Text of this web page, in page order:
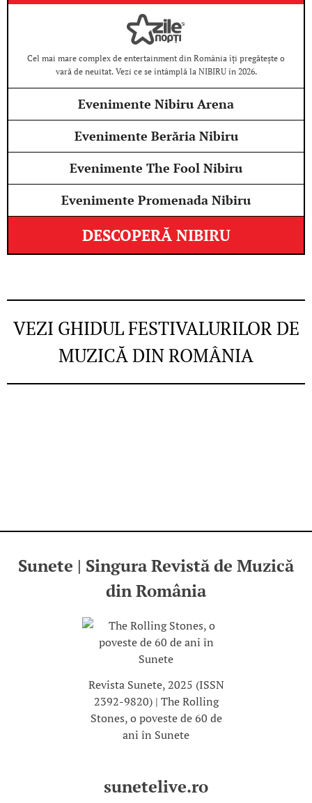
Cel mai mare complex de entertainment din România îți pregătește o
vară de neuitat. Vezi ce se întâmplă la NIBIRU în 2026.
Evenimente Nibiru Arena
Evenimente Berăria Nibiru
Evenimente The Fool Nibiru
Evenimente Promenada Nibiru
DESCOPERĂ NIBIRU
VEZI GHIDUL FESTIVALURILOR DE
MUZICĂ DIN ROMÂNIA
Sunete | Singura Revistă de Muzică
din România
Revista Sunete, 2025 (ISSN
2392-9820) | The Rolling
Stones, o poveste de 60 de
ani în Sunete
sunetelive.ro